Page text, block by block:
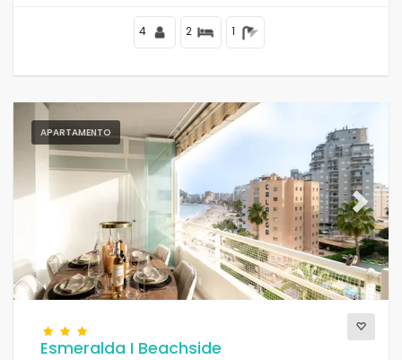
25 metros del mar Mediterráneo.
4 2 1
APARTAMENTO
Next
Esmeralda I Beachside